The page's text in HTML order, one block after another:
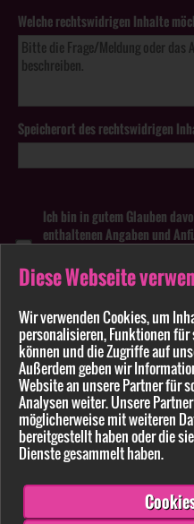
Diese Webseite
Wir verwenden Cookies, um
personalisieren, Funktionen
können und die Zugriffe auf
Außerdem geben wir
Website an unsere Partner für
Analysen weiter. Unsere
möglicherweise mit weiteren
bereitgestellt haben oder die
Dienste gesammelt haben.
Welche rechtswidrigen Inhalte
Speicherort des rechtswidrigen
Ich bin in gutem Glauben
enthaltenen Angaben und
rechtswidrigen Inhalten
Bitte beachten Sie unsere